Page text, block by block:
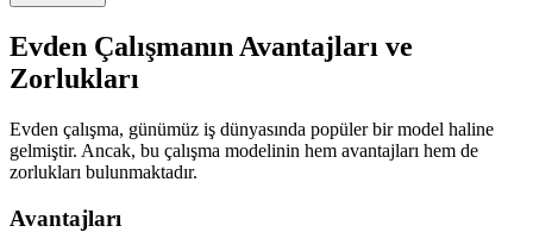
Evden Çalışmanın Avantajları ve
Zorlukları
Evden çalışma, günümüz iş dünyasında popüler bir model haline
gelmiştir. Ancak, bu çalışma modelinin hem avantajları hem de
zorlukları bulunmaktadır.
Avantajları